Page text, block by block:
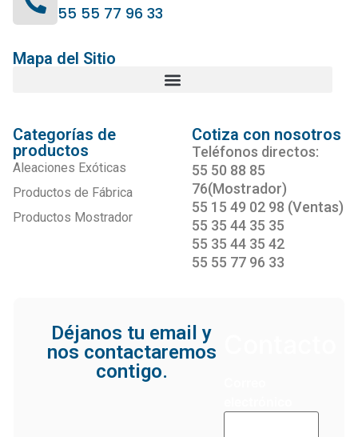
55 55 77 96 33
Mapa del Sitio
Categorías de
productos
Aleaciones Exóticas
Productos de Fábrica
Productos Mostrador
Cotiza con nosotros
Teléfonos directos:
55 50 88 85
76(Mostrador)
55 15 49 02 98 (Ventas)
55 35 44 35 35
55 35 44 35 42
55 55 77 96 33
Déjanos tu email y
nos contactaremos
contigo.